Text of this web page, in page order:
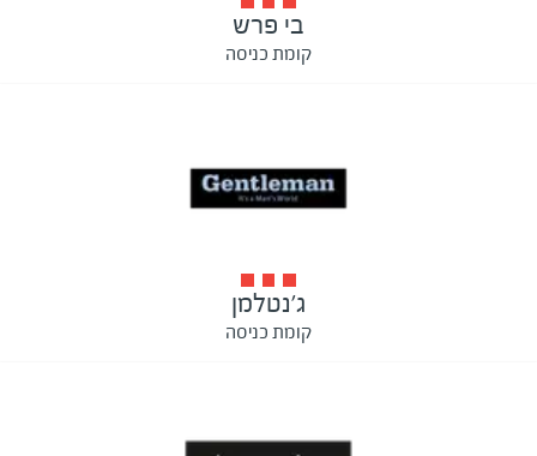
בי פרש
קומת כניסה
ג'נטלמן
קומת כניסה